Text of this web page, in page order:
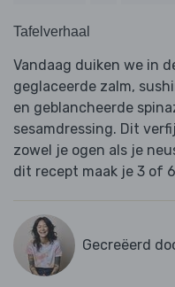
Tafelverhaal
Vandaag duiken we in
geglaceerde zalm,
en geblancheerde
sesamdressing. Dit
zowel je ogen als je
dit recept maak je 3 of
Gecreëerd